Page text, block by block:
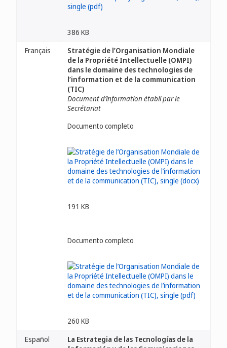
386 KB
Français
Stratégie de l’Organisation Mondiale
de la Propriété Intellectuelle (OMPI)
dans le domaine des technologies de
l’information et de la communication
(TIC)
Document d’information établi par le
Secrétariat
Documento completo
191 KB
Documento completo
260 KB
Español
La Estrategia de las Tecnologías de la